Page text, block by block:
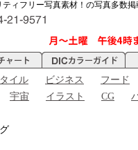
ィフリー写真素材！の写真多数
イル ビジネス
フード
宇宙 イラスト CG